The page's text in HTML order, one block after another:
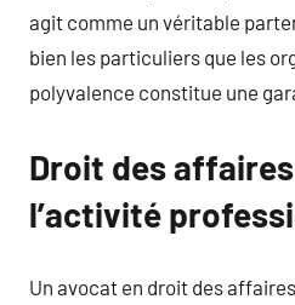
agit comme un véritable
bien les particuliers que les
polyvalence constitue une
Droit des
l’activité
Un avocat en droit des